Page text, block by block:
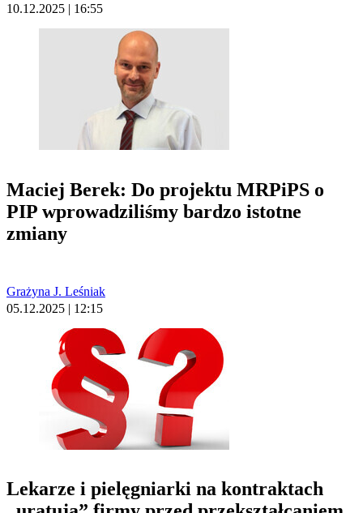
10.12.2025 | 16:55
Maciej Berek: Do projektu MRPiPS o
PIP wprowadziliśmy bardzo istotne
zmiany
Grażyna J. Leśniak
05.12.2025 | 12:15
Lekarze i pielęgniarki na kontraktach